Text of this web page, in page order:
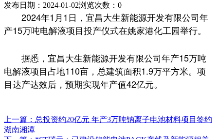
发布日期：2024-01-02浏览次数： 0
2024年1月1日，宜昌大生新能源开发有限公司年
产15万吨电解液项目投产仪式在姚家港化工园举行。
据悉，宜昌大生新能源开发有限公司年产15万吨
电解液项目占地110亩，总建筑面积1.9万平方米。项
目达产达效后，预期实现年产值42亿元。
上一篇：总投资约20亿元 年产3万吨钠离子电池材料项目签约
湖南湘潭